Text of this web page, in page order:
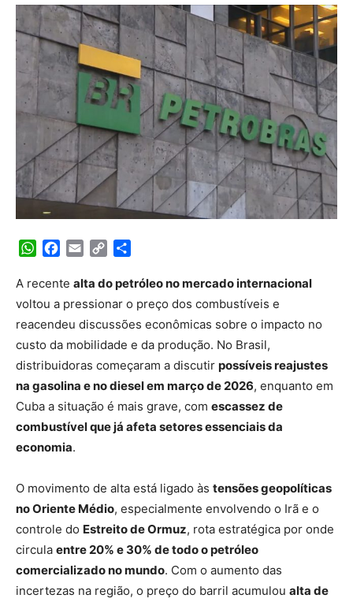
WhatsApp
Facebook
Email Copy
A recente alta do petróleo no mercado internacional
voltou a pressionar o preço dos combustíveis e
reacendeu discussões econômicas sobre o impacto no
custo da mobilidade e da produção. No Brasil,
distribuidoras começaram a discutir possíveis reajustes
na gasolina e no diesel em março de 2026, enquanto em
Cuba a situação é mais grave, com escassez de
combustível que já afeta setores essenciais da
economia.
O movimento de alta está ligado às tensões geopolíticas
no Oriente Médio, especialmente envolvendo o Irã e o
controle do Estreito de Ormuz, rota estratégica por onde
circula entre 20% e 30% de todo o petróleo
comercializado no mundo. Com o aumento das
incertezas na região, o preço do barril acumulou alta de